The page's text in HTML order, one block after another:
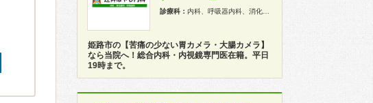
診療科： 内科、呼吸器内科、消化器内科、内視鏡、健康診断、人間ドック
姫路市の【苦痛の少ない胃カメラ・大腸カメラ】
なら当院へ！総合内科・内視鏡専門医在籍。平日
19時まで。